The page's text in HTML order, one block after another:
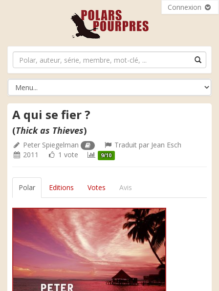
Connexion
A qui se fier ?
(Thick as Thieves)
Peter Spiegelman Traduit par Jean Esch
2011
1 vote 9/10
Polar Editions Votes Avis